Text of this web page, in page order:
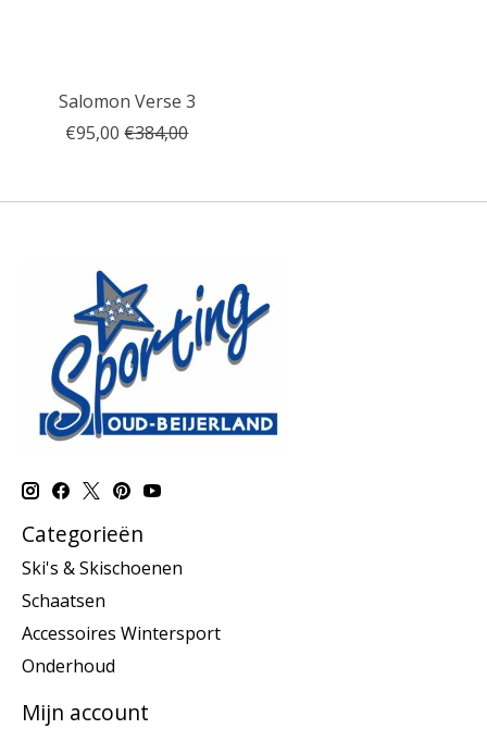
Salomon Verse 3
€95,00 €384,00
Categorieën
Ski's & Skischoenen
Schaatsen
Accessoires Wintersport
Onderhoud
Mijn account